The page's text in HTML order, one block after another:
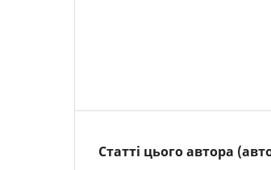
Статті цього автора